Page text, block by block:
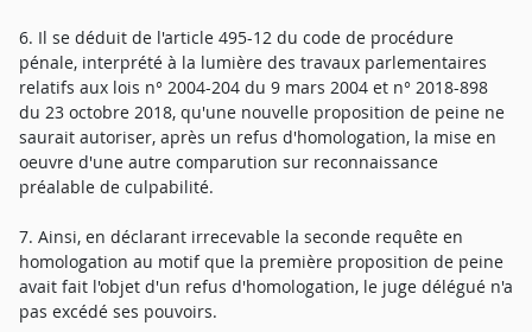
6. Il se déduit de l'article 495-12 du code de procédure
pénale, interprété à la lumière des travaux parlementaires
relatifs aux lois n° 2004-204 du 9 mars 2004 et n° 2018-898
du 23 octobre 2018, qu'une nouvelle proposition de peine ne
saurait autoriser, après un refus d'homologation, la mise en
oeuvre d'une autre comparution sur reconnaissance
préalable de culpabilité.
7. Ainsi, en déclarant irrecevable la seconde requête en
homologation au motif que la première proposition de peine
avait fait l'objet d'un refus d'homologation, le juge délégué n'a
pas excédé ses pouvoirs.